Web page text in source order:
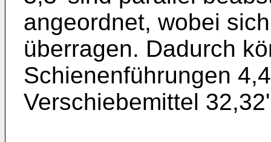
angeordnet, wobei
überragen. Dadurch
Schienenführungen
Verschiebemittel